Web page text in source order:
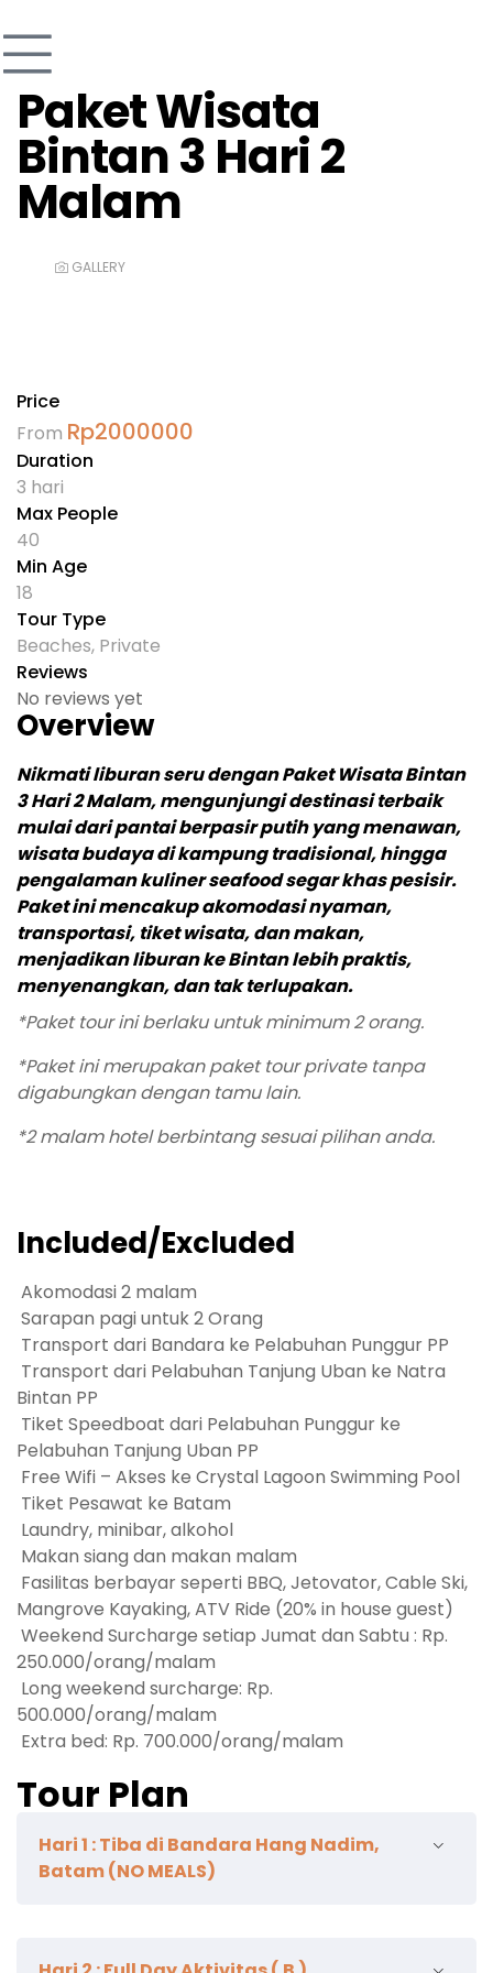
Paket Wisata
Bintan 3 Hari 2
Malam
GALLERY
Price
From Rp2000000
Duration
3 hari
Max People
40
Min Age
18
Tour Type
Beaches, Private
Reviews
No reviews yet
Overview
Nikmati liburan seru dengan Paket Wisata Bintan
3 Hari 2 Malam, mengunjungi destinasi terbaik
mulai dari pantai berpasir putih yang menawan,
wisata budaya di kampung tradisional, hingga
pengalaman kuliner seafood segar khas pesisir.
Paket ini mencakup akomodasi nyaman,
transportasi, tiket wisata, dan makan,
menjadikan liburan ke Bintan lebih praktis,
menyenangkan, dan tak terlupakan.
*Paket tour ini berlaku untuk minimum 2 orang.
*Paket ini merupakan paket tour private tanpa
digabungkan dengan tamu lain.
*2 malam hotel berbintang sesuai pilihan anda.
Included/Excluded
Akomodasi 2 malam
Sarapan pagi untuk 2 Orang
Transport dari Bandara ke Pelabuhan Punggur PP
Transport dari Pelabuhan Tanjung Uban ke Natra
Bintan PP
Tiket Speedboat dari Pelabuhan Punggur ke
Pelabuhan Tanjung Uban PP
Free Wifi – Akses ke Crystal Lagoon Swimming Pool
Tiket Pesawat ke Batam
Laundry, minibar, alkohol
Makan siang dan makan malam
Fasilitas berbayar seperti BBQ, Jetovator, Cable Ski,
Mangrove Kayaking, ATV Ride (20% in house guest)
Weekend Surcharge setiap Jumat dan Sabtu : Rp.
250.000/orang/malam
Long weekend surcharge: Rp.
500.000/orang/malam
Extra bed: Rp. 700.000/orang/malam
Tour Plan
Hari 1 : Tiba di Bandara Hang Nadim,
Batam (NO MEALS)